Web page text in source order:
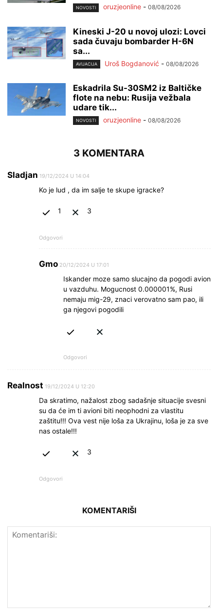
NOVOSTI oruzjeonline - 08/08/2026
Kineski J-20 u novoj ulozi: Lovci
sada čuvaju bombarder H-6N
sa...
AVIJACIJA Uroš Bogdanović - 08/08/2026
Eskadrila Su-30SM2 iz Baltičke
flote na nebu: Rusija vežbala
udare tik...
NOVOSTI oruzjeonline - 08/08/2026
3 KOMENTARA
Sladjan 19/12/2024 U 14:04
Ko je lud , da im salje te skupe igracke?
1 3
Odgovori
Gmo 20/12/2024 U 17:01
Iskander moze samo slucajno da pogodi avion
u vazduhu. Mogucnost 0.000001%, Rusi
nemaju mig-29, znaci verovatno sam pao, ili
ga njegovi pogodili
Odgovori
Realnost 19/12/2024 U 12:20
Da skratimo, nažalost zbog sadašnje situacije svesni
su da će im ti avioni biti neophodni za vlastitu
zaštitu!!! Ova vest nije loša za Ukrajinu, loša je za sve
nas ostale!!!
3
Odgovori
KOMENTARIŠI